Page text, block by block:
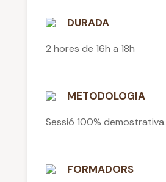
DURADA
2 hores de 16h a 18h
METODOLOGIA
Sessió 100% demostrativa.
FORMADORS